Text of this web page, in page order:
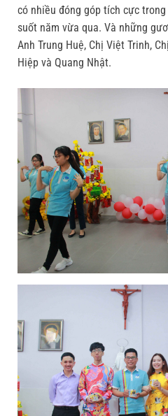
có nhiều đóng góp tích cực
suốt năm vừa qua. Và những
Anh Trung Huệ, Chị Việt Trinh,
Hiệp và Quang Nhật.